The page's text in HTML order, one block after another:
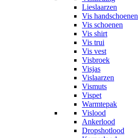
Lieslaarzen
Vis handschoenen
Vis schoenen
Vis shirt
Vis trui
Vis vest
Visbroek
Visjas
Vislaarzen
Vismuts
Vispet
Warmtepak
Vislood
Ankerlood
Dropshotlood